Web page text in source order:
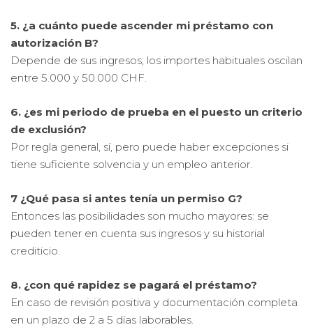
5. ¿a cuánto puede ascender mi préstamo con
autorización B?
Depende de sus ingresos; los importes habituales oscilan
entre 5.000 y 50.000 CHF.
6. ¿es mi periodo de prueba en el puesto un criterio
de exclusión?
Por regla general, sí, pero puede haber excepciones si
tiene suficiente solvencia y un empleo anterior.
7 ¿Qué pasa si antes tenía un permiso G?
Entonces las posibilidades son mucho mayores: se
pueden tener en cuenta sus ingresos y su historial
crediticio.
8. ¿con qué rapidez se pagará el préstamo?
En caso de revisión positiva y documentación completa
en un plazo de 2 a 5 días laborables.